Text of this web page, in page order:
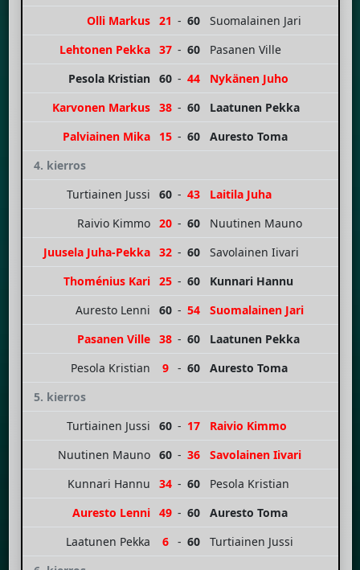
Olli Markus
21 - 60
Suomalainen Jari
Lehtonen Pekka
37 - 60
Pasanen Ville
Pesola Kristian
60 - 44
Nykänen Juho
Karvonen Markus
38 - 60
Laatunen Pekka
Palviainen Mika
15 - 60
Auresto Toma
4. kierros
Turtiainen Jussi
60 - 43
Laitila Juha
Raivio Kimmo
20 - 60
Nuutinen Mauno
Juusela Juha-Pekka
32 - 60
Savolainen Iivari
Thoménius Kari
25 - 60
Kunnari Hannu
Auresto Lenni
60 - 54
Suomalainen Jari
Pasanen Ville
38 - 60
Laatunen Pekka
Pesola Kristian
9 - 60
Auresto Toma
5. kierros
Turtiainen Jussi
60 - 17
Raivio Kimmo
Nuutinen Mauno
60 - 36
Savolainen Iivari
Kunnari Hannu
34 - 60
Pesola Kristian
Auresto Lenni
49 - 60
Auresto Toma
Laatunen Pekka
6 - 60
Turtiainen Jussi